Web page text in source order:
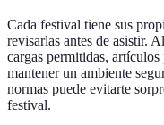
Cada festival tiene sus
revisarlas antes de asistir.
cargas permitidas,
mantener un ambiente
normas puede evitarte
festival.